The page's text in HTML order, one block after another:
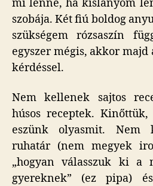
mi lenne, ha kislányom
szobája. Két fiú boldog
szükségem rózsaszín
egyszer mégis, akkor
kérdéssel.
Nem kellenek sajtos
húsos receptek.
eszünk olyasmit. Nem
ruhatár (nem megyek
„hogyan válasszuk ki a
gyereknek” (ez pipa)